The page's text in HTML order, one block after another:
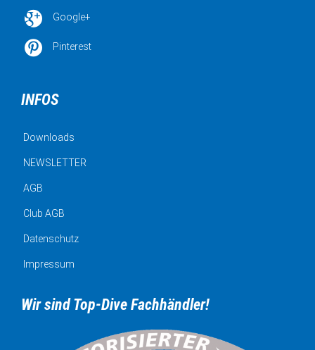
 Google+
 Pinterest
INFOS
Downloads
NEWSLETTER
AGB
Club AGB
Datenschutz
Impressum
Wir sind Top-Dive Fachhändler!